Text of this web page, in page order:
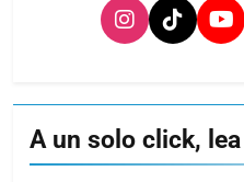
A un solo click,